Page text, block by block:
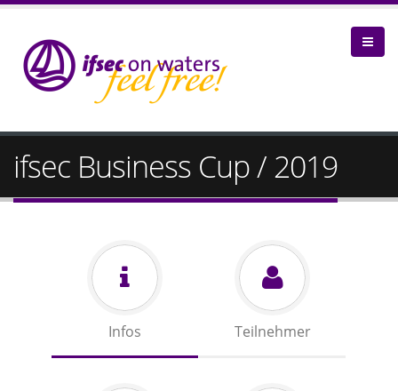
ifsec Business Cup / 2019
Infos Teilnehmer